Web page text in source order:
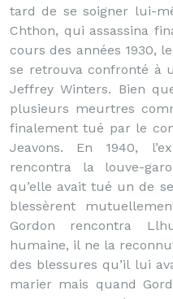
tard de se soigner lui-
Chthon, qui assassina
cours des années 1930,
se retrouva confronté à
Jeffrey Winters. Bien
plusieurs meurtres
finalement tué par le
Jeavons. En 1940,
rencontra la louve-
qu’elle avait tué un de
blessèrent
Gordon rencontra
humaine, il ne la
des blessures qu’il lui
marier mais quand